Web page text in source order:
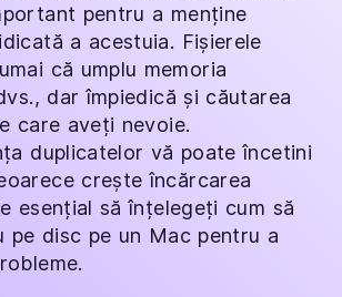
pentru a menține
a acestuia. Fișierele
că umplu memoria
dar împiedică și căutarea
care aveți nevoie.
duplicatelor vă poate încetini
crește încărcarea
esențial să înțelegeți cum să
pe disc pe un Mac pentru a